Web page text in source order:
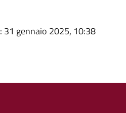
: 31 gennaio 2025, 10:38